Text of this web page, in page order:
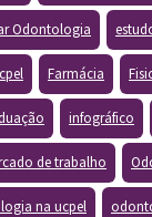
Odontologia
Farmácia
infográfico
de trabalho
na ucpel